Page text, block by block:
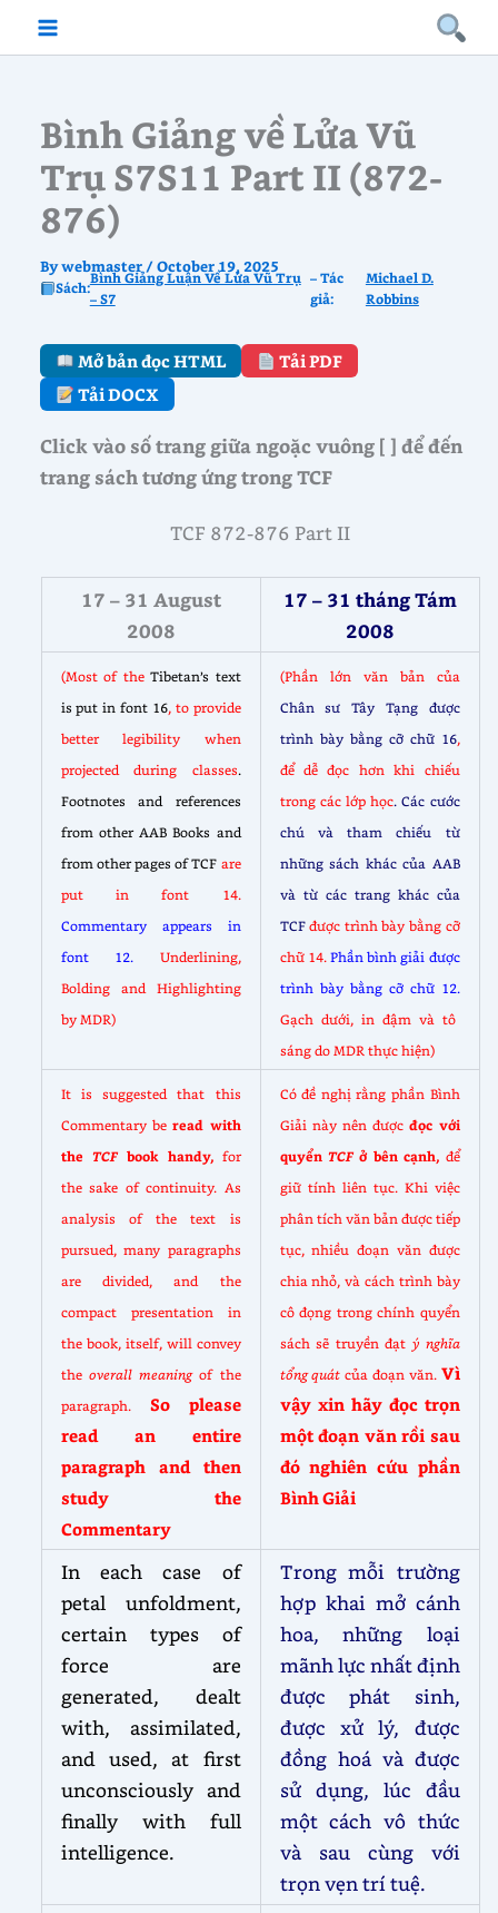
Bình Giảng về Lửa Vũ
Trụ S7S11 Part II (872-
876)
Bywebmaster /October 19, 2025
Sách:
Bình Giảng Luận Về Lửa Vũ Trụ
– S7
– Tác
giả:
Michael D.
Robbins
Mở bản đọc HTML
Tải PDF
Tải DOCX
Click vào số trang giữa ngoặc vuông [ ] để đến
trang sách tương ứng trong TCF
TCF 872-876 Part II
17 – 31 August
2008
17 – 31 tháng Tám
2008
(Most of the Tibetan’s text
is put in font 16, to provide
better legibility when
projected during classes.
Footnotes and references
from other AAB Books and
from other pages of TCF are
put in font 14.
Commentary appears in
font 12. Underlining,
Bolding and Highlighting
by MDR)
(Phần lớn văn bản của
Chân sư Tây Tạng được
trình bày bằng cỡ chữ 16,
để dễ đọc hơn khi chiếu
trong các lớp học. Các cước
chú và tham chiếu từ
những sách khác của AAB
và từ các trang khác của
TCFđược trình bày bằng cỡ
chữ 14. Phần bình giải được
trình bày bằng cỡ chữ 12.
Gạch dưới, in đậm và tô
sáng do MDR thực hiện)
It is suggested that this
Commentary beread with
the TCFbook handy,for
the sake of continuity. As
analysis of the text is
pursued, many paragraphs
are divided, and the
compact presentation in
the book, itself, will convey
the overall meaningof the
paragraph. So please
read an entire
paragraph and then
study the
Commentary
Có đề nghị rằng phần Bình
Giải này nên đượcđọc với
quyển TCFở bên cạnh, để
giữ tính liên tục. Khi việc
phân tích văn bản được tiếp
tục, nhiều đoạn văn được
chia nhỏ, và cách trình bày
cô đọng trong chính quyển
sách sẽ truyền đạt ý nghĩa
tổng quát của đoạn văn. Vì
vậy xin hãy đọc trọn
một đoạn văn rồi sau
đó nghiên cứu phần
Bình Giải
In each case of
petal unfoldment,
certain types of
force are
generated, dealt
with, assimilated,
and used, at first
unconsciously and
finally with full
intelligence.
Trong mỗi trường
hợp khai mở cánh
hoa, những loại
mãnh lực nhất định
được phát sinh,
được xử lý, được
đồng hoá và được
sử dụng, lúc đầu
một cách vô thức
và sau cùng với
trọn vẹn trí tuệ.